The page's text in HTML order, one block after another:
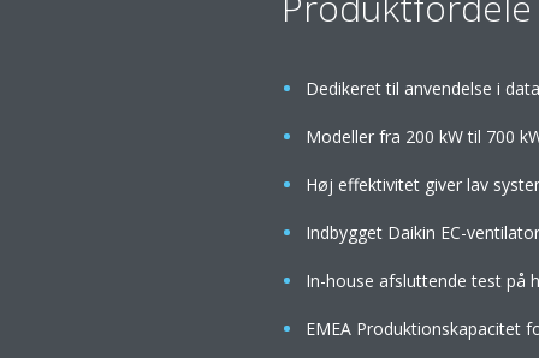
Dedikeret til anvendelse i
Modeller fra 200 kW til 700
Høj effektivitet giver lav
Indbygget Daikin EC-
In-house afsluttende test på
EMEA Produktionskapacitet